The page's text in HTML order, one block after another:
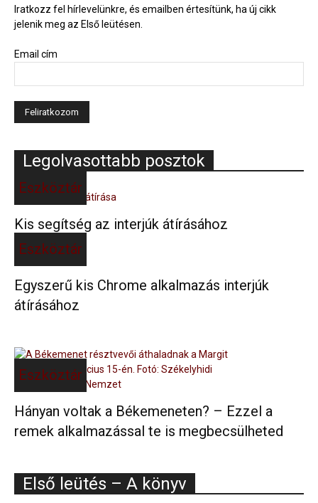
Iratkozz fel hírlevelünkre, és emailben értesítünk, ha új cikk
jelenik meg az Első leütésen.
Email cím
Legolvasottabb posztok
Eszköztár
Kis segítség az interjúk átírásához
Eszköztár
Egyszerű kis Chrome alkalmazás interjúk
átírásához
Eszköztár
Hányan voltak a Békemeneten? – Ezzel a
remek alkalmazással te is megbecsülheted
Első leütés – A könyv